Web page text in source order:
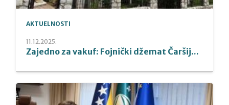
AKTUELNOSTI
11.12.2025.
Zajedno za vakuf: Fojnički džemat Čaršij...